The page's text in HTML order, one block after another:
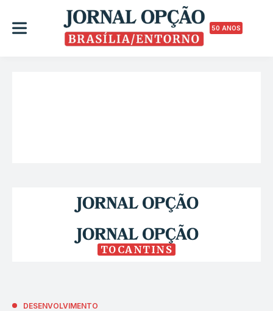
50 ANOS
TOCANTINS
DESENVOLVIMENTO